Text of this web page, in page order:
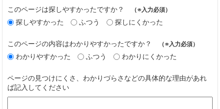
このページは探しやすかったですか？ （※入力必須）
探しやすかった ふつう 探しにくかった
このページの内容はわかりやすかったですか？ （※入力必須）
わかりやすかった ふつう わかりにくかった
ページの見つけにくさ、わかりづらさなどの具体的な理由があれ
ば記入してください